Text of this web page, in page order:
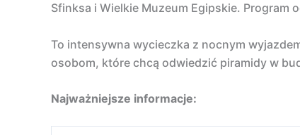
Sfinksa i Wielkie Muzeum Egipskie.
To intensywna wycieczka z nocnym
osobom, które chcą odwiedzić piramidy w
Najważniejsze informacje: